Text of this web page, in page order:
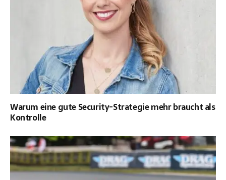
Warum eine gute Security-Strategie mehr braucht als
Kontrolle